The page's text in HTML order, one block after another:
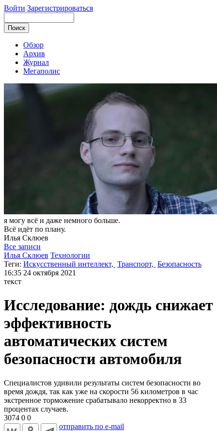
Войти Зарегистрироваться
Обзор
Архив
Журнал
Мегаполис
я могу всё и даже немного больше.
Всё идёт по плану.
Илья Склюев
Все записи
Илья Склюев Технологии
Теги: Искусственный интеллект, Транспорт, Безопасность
16:35 24 октября 2021
текст
Исследование: дождь снижает
эффективность
автоматических систем
безопасности автомобиля
Специалистов удивили результаты систем безопасности во
время дождя, так как уже на скорости 56 километров в час
экстренное торможение срабатывало некорректно в 33
процентах случаев.
3074 0 0
отправить по e-mail